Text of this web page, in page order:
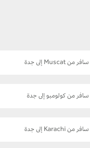
سافر من Muscat إلى جدة
سافر من كولومبو إلى جدة
سافر من Karachi إلى جدة